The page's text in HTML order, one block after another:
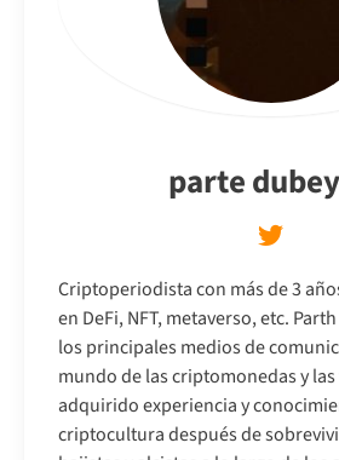
parte dubey
Criptoperiodista con más de 3
en DeFi, NFT, metaverso, etc.
los principales medios de
mundo de las criptomonedas y
adquirido experiencia y
criptocultura después de